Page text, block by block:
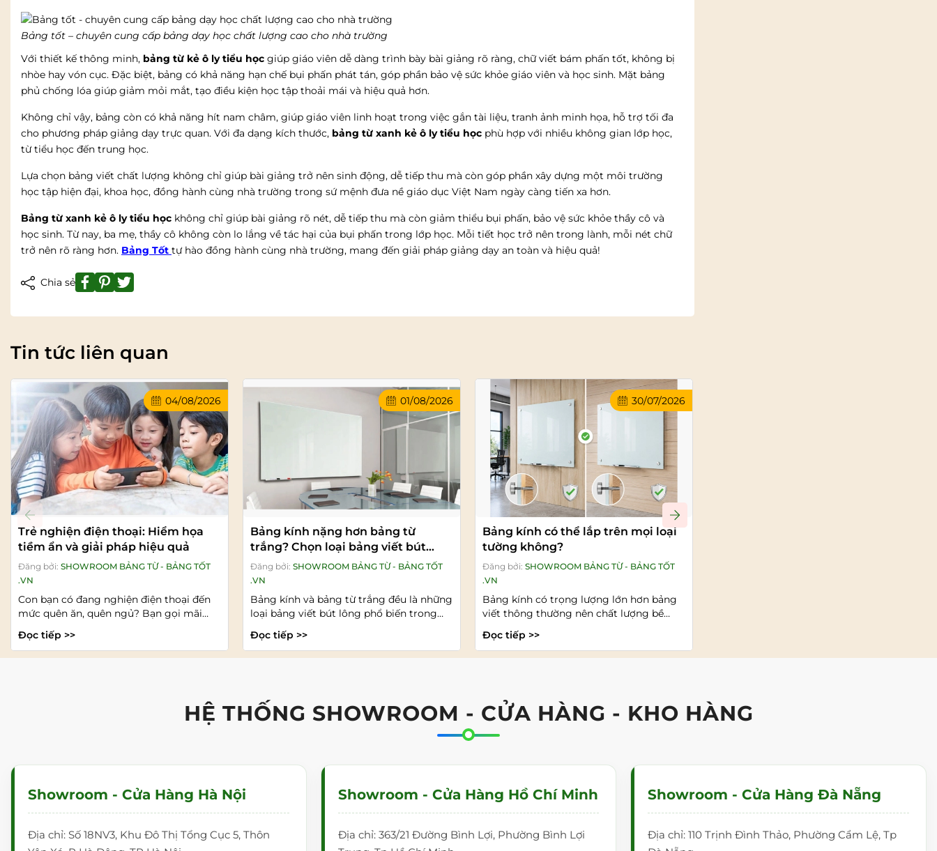
Bảng tốt – chuyên cung cấp bảng dạy học chất lượng cao cho nhà trường
Với thiết kế thông minh, bảng từ kẻ ô ly tiểu học giúp giáo viên dễ dàng trình bày bài giảng rõ ràng, chữ viết bám phấn tốt, không bị
nhòe hay vón cục. Đặc biệt, bảng có khả năng hạn chế bụi phấn phát tán, góp phần bảo vệ sức khỏe giáo viên và học sinh. Mặt bảng
phủ chống lóa giúp giảm mỏi mắt, tạo điều kiện học tập thoải mái và hiệu quả hơn.
Không chỉ vậy, bảng còn có khả năng hít nam châm, giúp giáo viên linh hoạt trong việc gắn tài liệu, tranh ảnh minh họa, hỗ trợ tối đa
cho phương pháp giảng dạy trực quan. Với đa dạng kích thước, bảng từ xanh kẻ ô ly tiểu học phù hợp với nhiều không gian lớp học,
từ tiểu học đến trung học.
Lựa chọn bảng viết chất lượng không chỉ giúp bài giảng trở nên sinh động, dễ tiếp thu mà còn góp phần xây dựng một môi trường
học tập hiện đại, khoa học, đồng hành cùng nhà trường trong sứ mệnh đưa nề giáo dục Việt Nam ngày càng tiến xa hơn.
Bảng từ xanh kẻ ô ly tiểu học không chỉ giúp bài giảng rõ nét, dễ tiếp thu mà còn giảm thiểu bụi phấn, bảo vệ sức khỏe thầy cô và
học sinh. Từ nay, ba mẹ, thầy cô không còn lo lắng về tác hại của bụi phấn trong lớp học. Mỗi tiết học trở nên trong lành, mỗi nét chữ
trở nên rõ ràng hơn. Bảng Tốt tự hào đồng hành cùng nhà trường, mang đến giải pháp giảng dạy an toàn và hiệu quả!
Chia sẻ
Tin tức liên quan
04/08/2026
Trẻ nghiện điện thoại: Hiểm họa
tiềm ẩn và giải pháp hiệu quả
Đăng bởi: SHOWROOM BẢNG TỪ - BẢNG TỐT
.VN
Con bạn có đang nghiện điện thoại đến
mức quên ăn, quên ngủ? Bạn gọi mãi
nhưng con không trả...
Đọc tiếp >>
01/08/2026
Bảng kính nặng hơn bảng từ
trắng? Chọn loại bảng viết bút
lông nào?
Đăng bởi: SHOWROOM BẢNG TỪ - BẢNG TỐT
.VN
Bảng kính và bảng từ trắng đều là những
loại bảng viết bút lông phổ biến trong
văn phòng, phòng...
Đọc tiếp >>
30/07/2026
Bảng kính có thể lắp trên mọi loại
tường không?
Đăng bởi: SHOWROOM BẢNG TỪ - BẢNG TỐT
.VN
Bảng kính có trọng lượng lớn hơn bảng
viết thông thường nên chất lượng bề
mặt tường và phương pháp...
Đọc tiếp >>
HỆ THỐNG SHOWROOM - CỬA HÀNG - KHO HÀNG
Showroom - Cửa Hàng Hà Nội
Địa chỉ: Số 18NV3, Khu Đô Thị Tổng Cục 5, Thôn
Showroom - Cửa Hàng Hồ Chí Minh
Địa chỉ: 363/21 Đường Bình Lợi, Phường Bình Lợi
Showroom - Cửa Hàng Đà Nẵng
Địa chỉ: 110 Trịnh Đình Thảo, Phường Cẩm Lệ, Tp